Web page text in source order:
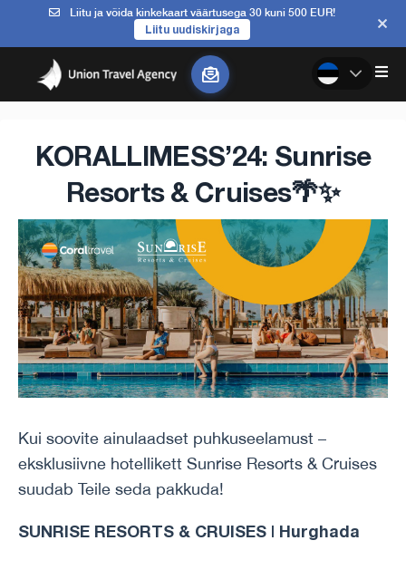
Liitu ja võida kinkekaart väärtusega 30 kuni 500 EUR!
Liitu uudiskirjaga
KORALLIMESS’24: Sunrise
Resorts & Cruises🌴✨
Kui soovite ainulaadset puhkuseelamust –
eksklusiivne hotellikett Sunrise Resorts & Cruises
suudab Teile seda pakkuda!
SUNRISE RESORTS & CRUISES | Hurghada